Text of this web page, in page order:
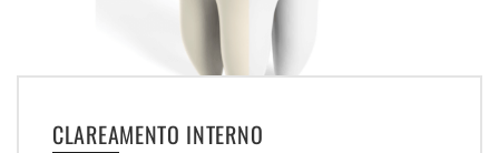
CLAREAMENTO INTERNO